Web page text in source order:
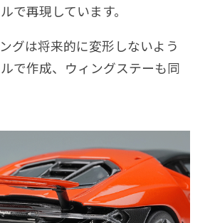
で再現しています。
グは将来的に変形しないよう
で作成、ウィングステーも同